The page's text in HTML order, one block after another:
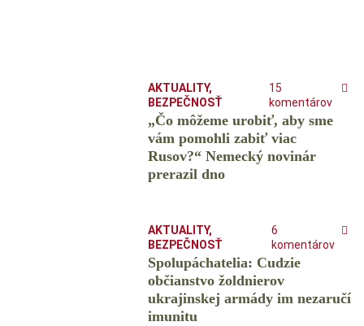
AKTUALITY,
BEZPEČNOSŤ
15
komentárov
„Čo môžeme urobiť, aby sme
vám pomohli zabiť viac
Rusov?“ Nemecký novinár
prerazil dno
AKTUALITY,
BEZPEČNOSŤ
6
komentárov
Spolupáchatelia: Cudzie
občianstvo žoldnierov
ukrajinskej armády im nezaručí
imunitu